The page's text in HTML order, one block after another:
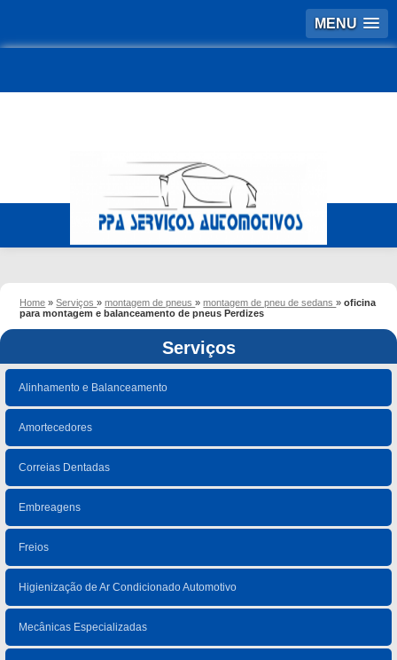
MENU
Home »Serviços»montagem de pneus»montagem de pneu de sedans»oficina
para montagem e balanceamento de pneus Perdizes
Serviços
Alinhamento e Balanceamento
Amortecedores
Correias Dentadas
Embreagens
Freios
Higienização de Ar Condicionado Automotivo
Mecânicas Especializadas